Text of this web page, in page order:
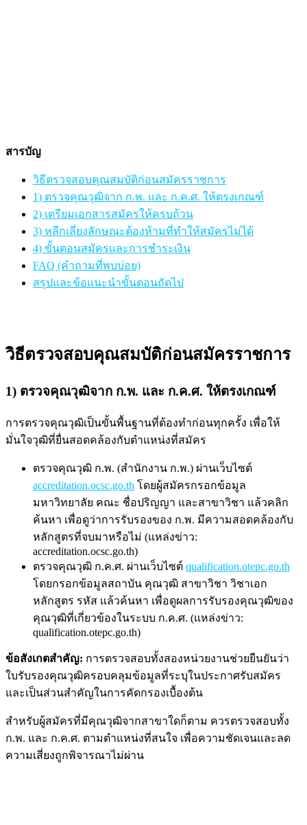
สารบัญ
วิธีตรวจสอบคุณสมบัติก่อนสมัครราชการ
1) ตรวจคุณวุฒิจาก ก.พ. และ ก.ค.ศ. ให้ตรงเกณฑ์
2) เตรียมเอกสารสมัครให้ครบถ้วน
3) หลีกเลี่ยงลักษณะต้องห้ามที่ทำให้สมัครไม่ได้
4) ขั้นตอนสมัครและการชำระเงิน
FAQ (คำถามที่พบบ่อย)
สรุปและข้อแนะนำขั้นตอนถัดไป
วิธีตรวจสอบคุณสมบัติก่อนสมัครราชการ
1) ตรวจคุณวุฒิจาก ก.พ. และ ก.ค.ศ. ให้ตรงเกณฑ์
การตรวจคุณวุฒิเป็นขั้นพื้นฐานที่ต้องทำก่อนทุกครั้ง เพื่อให้
มั่นใจวุฒิที่ยื่นสอดคล้องกับตำแหน่งที่สมัคร
ตรวจคุณวุฒิ ก.พ. (สำนักงาน ก.พ.) ผ่านเว็บไซต์
accreditation.ocsc.go.th โดยผู้สมัครกรอกข้อมูล
มหาวิทยาลัย คณะ ชื่อปริญญา และสาขาวิชา แล้วคลิก
ค้นหา เพื่อดูว่าการรับรองของ ก.พ. มีความสอดคล้องกับ
หลักสูตรที่จบมาหรือไม่ (แหล่งข่าว:
accreditation.ocsc.go.th)
ตรวจคุณวุฒิ ก.ค.ศ. ผ่านเว็บไซต์ qualification.otepc.go.th
โดยกรอกข้อมูลสถาบัน คุณวุฒิ สาขาวิชา วิชาเอก
หลักสูตร รหัส แล้วค้นหา เพื่อดูผลการรับรองคุณวุฒิของ
คุณวุฒิที่เกี่ยวข้องในระบบ ก.ค.ศ. (แหล่งข่าว:
qualification.otepc.go.th)
ข้อสังเกตสำคัญ: การตรวจสอบทั้งสองหน่วยงานช่วยยืนยันว่า
ใบรับรองคุณวุฒิครอบคลุมข้อมูลที่ระบุในประกาศรับสมัคร
และเป็นส่วนสำคัญในการคัดกรองเบื้องต้น
สำหรับผู้สมัครที่มีคุณวุฒิจากสาขาใดก็ตาม ควรตรวจสอบทั้ง
ก.พ. และ ก.ค.ศ. ตามตำแหน่งที่สนใจ เพื่อความชัดเจนและลด
ความเสี่ยงถูกพิจารณาไม่ผ่าน